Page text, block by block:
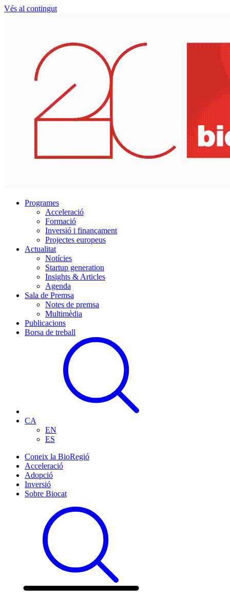
Vés al contingut
Programes
Acceleració
Formació
Inversió i finançament
Projectes europeus
Actualitat
Notícies
Startup generation
Insights & Articles
Agenda
Sala de Premsa
Notes de premsa
Multimèdia
Publicacions
Borsa de treball
CA
EN
ES
Coneix la BioRegió
Acceleració
Adopció
Inversió
Sobre Biocat